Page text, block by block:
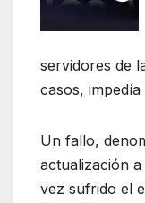
servidores de
casos,
Un fallo,
actualización
vez sufrido el